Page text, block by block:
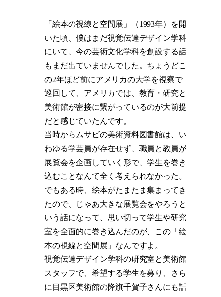
「絵本の視線と空間展」（1993年）を開
いた頃、僕はまだ視覚伝達デザイン学科
にいて、今の芸術文化学科を創設する話
もまだ出ていませんでした。ちょうどこ
の2年ほど前にアメリカの大学を視察で
巡回して、アメリカでは、教育・研究と
美術館が密接に繋がっているのが大前提
だと感じていたんです。
当時からムサビの美術資料図書館は、い
わゆる学芸員が存在せず、職員と教員が
展覧会を企画していく形で、学生を巻き
込むことなんて全く考えられなかった。
でもある時、絵本がたまたま集まってき
たので、じゃあ大きな展覧会をやろうと
いう話になって、思い切って学生や研究
室を全面的に巻き込んだのが、この「絵
本の視線と空間展」なんですよ。
視覚伝達デザイン学科の研究室と美術館
スタッフで、希望する学生を募り、さら
に目黒区美術館の降旗千賀子さんにも話